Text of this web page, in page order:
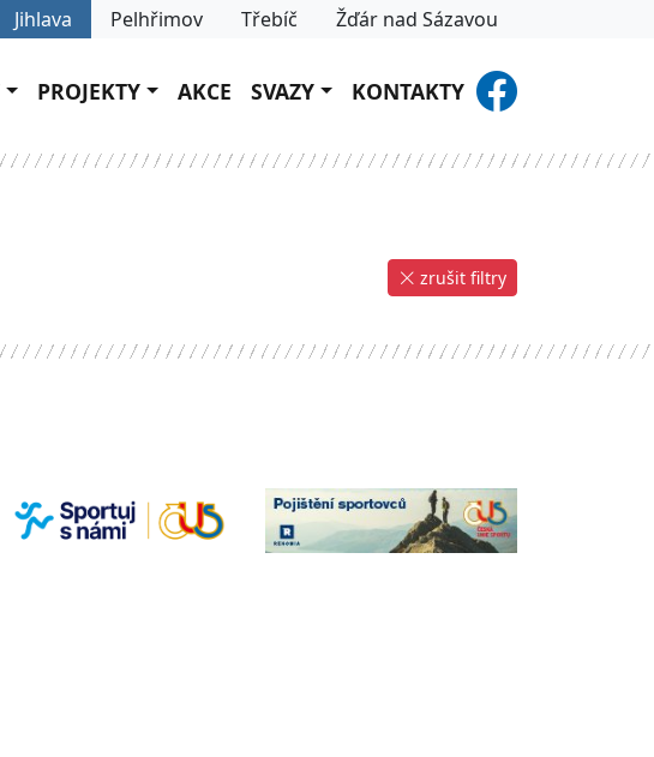
Jihlava Pelhřimov Třebíč Žďár nad Sázavou
PROJEKTY AKCE SVAZY KONTAKTY
zrušit filtry